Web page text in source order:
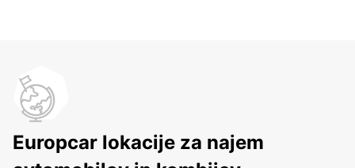
Europcar lokacije za najem